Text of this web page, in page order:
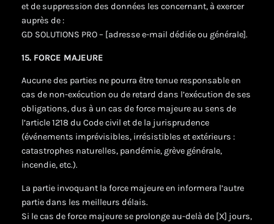
et de suppression des données les concernant, à exercer
auprès de :
GD SOLUTIONS PRO – [adresse e-mail dédiée ou générale].
15. FORCE MAJEURE
Aucune des parties ne pourra être tenue responsable en
cas de non-exécution ou de retard dans l’exécution de ses
obligations, dus à un cas de force majeure au sens de
l’article 1218 du Code civil et de la jurisprudence
(événements imprévisibles, irrésistibles et extérieurs :
catastrophes naturelles, pandémie, grève générale,
incendie, etc.).
La partie invoquant la force majeure en informera l’autre
partie dans les meilleurs délais.
Si le cas de force majeure se prolonge au-delà de [X] jours,